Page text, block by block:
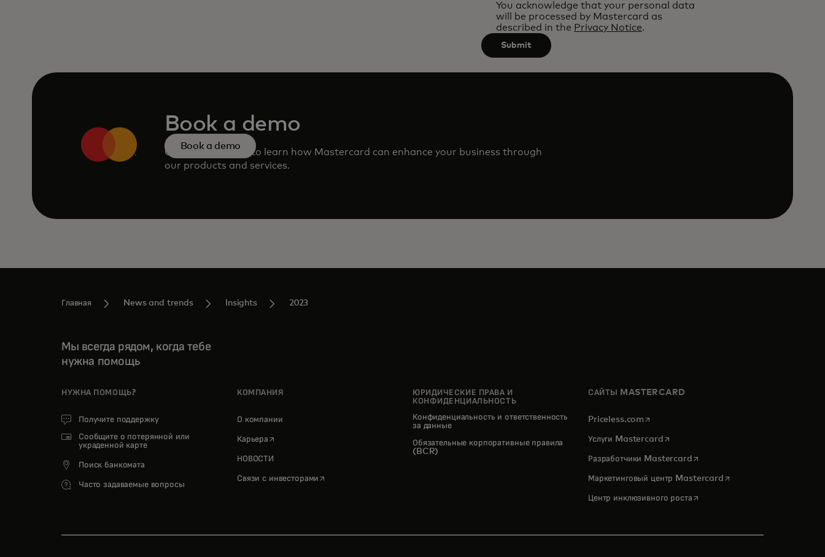
You acknowledge that your personal data
will be processed by Mastercard as
described in the Privacy Notice.
Submit
Book a demo
Consult our team to learn how Mastercard can enhance your business through
our products and services.
Book a demo
Главная News and trends Insights 2023
Мы всегда рядом, когда тебе
нужна помощь
НУЖНА ПОМОЩЬ?
Получите поддержку
Сообщите о потерянной или
украденной карте
Поиск банкомата
Часто задаваемые вопросы
КОМПАНИЯ
О компании
Карьера opens in a new tab
НОВОСТИ
Связи с инвесторами opens in a new tab
ЮРИДИЧЕСКИЕ ПРАВА И
КОНФИДЕНЦИАЛЬНОСТЬ
Конфиденциальность и ответственность
за данные
Обязательные корпоративные правила
(BCR)
САЙТЫ MASTERCARD
Priceless.com opens in a new tab
Услуги Mastercardopens in a new tab
Разработчики Mastercardopens in a new tab
Маркетинговый центр Mastercardopens in a new tab
Центр инклюзивного ростаopens in a new tab